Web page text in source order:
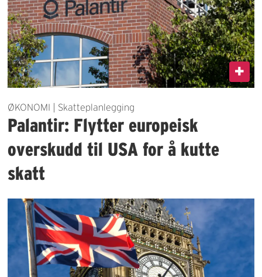
ØKONOMI | Skatteplanlegging
Palantir: Flytter europeisk
overskudd til USA for å kutte
skatt